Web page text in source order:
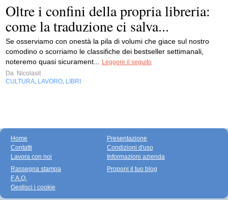
Oltre i confini della propria libreria:
come la traduzione ci salva...
Se osserviamo con onestà la pila di volumi che giace sul nostro
comodino o scorriamo le classifiche dei bestseller settimanali,
noteremo quasi sicurament...
Leggere il seguito
Da Nicolasit
CULTURA LAVORO LIBRI
Home
Contatti
Lavora con noi
Presentazione
Condizioni d'uso
Informazioni azienda
Rassegna stampa
F.A.Q.
Gestisci i cookie
Proponi il tuo blog